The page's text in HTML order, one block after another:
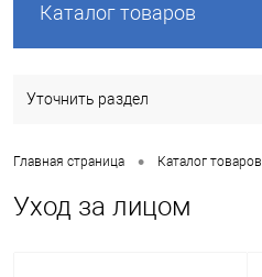
Каталог товаров
Уточнить раздел
Главная страница • Каталог товаров
Уход за лицом